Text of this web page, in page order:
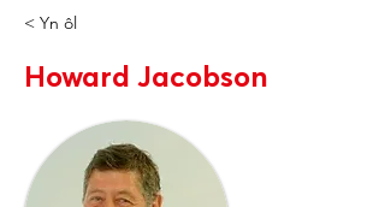
< Yn ôl
Howard Jacobson